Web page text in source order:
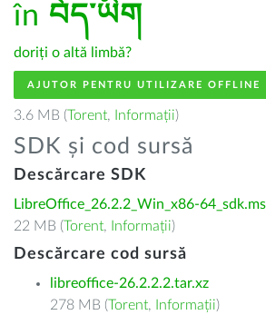
în བོད་ཡིག
doriți o altă limbă?
AJUTOR PENTRU UTILIZARE OFFLINE
3.6 MB (Torent, Informații)
SDK și cod sursă
Descărcare SDK
LibreOffice_26.2.2_Win_x86-
22 MB (Torent, Informații)
Descărcare cod sursă
libreoffice-26.2.2.2.tar.xz
278 MB (Torent, Informații)